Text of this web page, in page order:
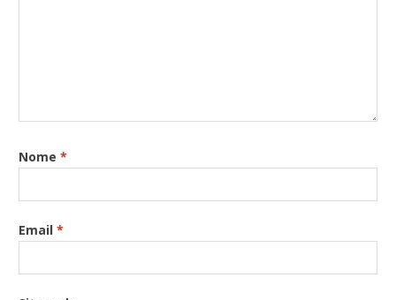
Nome*
Email*